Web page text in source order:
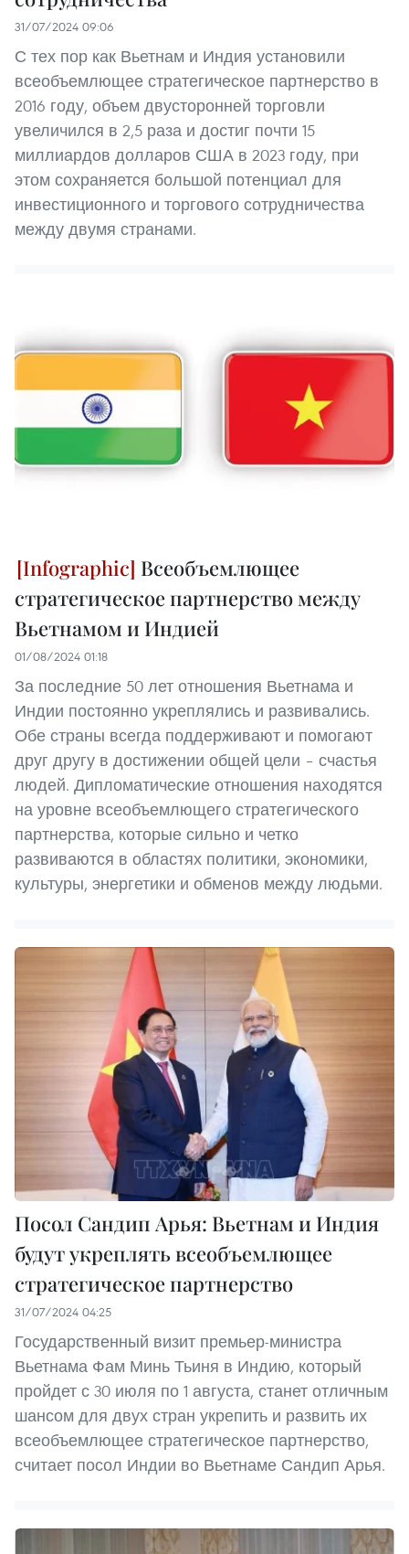
31/07/2024 09:06
С тех пор как Вьетнам и Индия установили
всеобъемлющее стратегическое партнерство в
2016 году, объем двусторонней торговли
увеличился в 2,5 раза и достиг почти 15
миллиардов долларов США в 2023 году, при
этом сохраняется большой потенциал для
инвестиционного и торгового сотрудничества
между двумя странами.
Всеобъемлющее
стратегическое партнерство между
Вьетнамом и Индией
01/08/2024 01:18
За последние 50 лет отношения Вьетнама и
Индии постоянно укреплялись и развивались.
Обе страны всегда поддерживают и помогают
друг другу в достижении общей цели – счастья
людей. Дипломатические отношения находятся
на уровне всеобъемлющего стратегического
партнерства, которые сильно и четко
развиваются в областях политики, экономики,
культуры, энергетики и обменов между людьми.
Посол Сандип Арья: Вьетнам и Индия
будут укреплять всеобъемлющее
стратегическое партнерство
31/07/2024 04:25
Государственный визит премьер-министра
Вьетнама Фам Минь Тьиня в Индию, который
пройдет с 30 июля по 1 августа, станет отличным
шансом для двух стран укрепить и развить их
всеобъемлющее стратегическое партнерство,
считает посол Индии во Вьетнаме Сандип Арья.